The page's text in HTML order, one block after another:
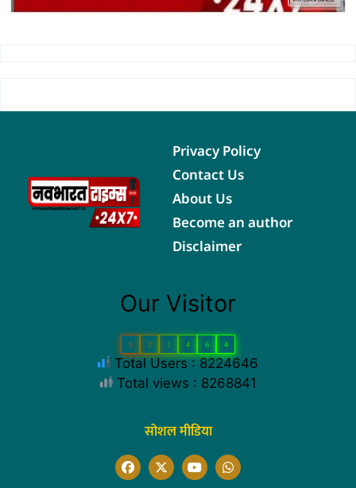
Privacy Policy
Contact Us
About Us
Become an author
Disclaimer
Our Visitor
8 2 2 4 6 4
Total Users : 8224646
Total views : 8268841
सोशल मीडिया